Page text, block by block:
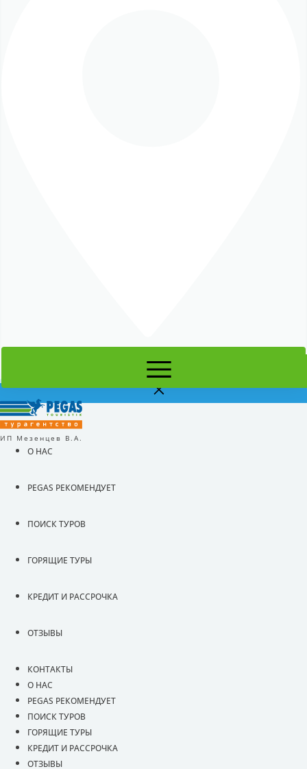
ИП Мезенцев В.А.
О НАС
PEGAS РЕКОМЕНДУЕТ
ПОИСК ТУРОВ
ГОРЯЩИЕ ТУРЫ
КРЕДИТ И РАССРОЧКА
ОТЗЫВЫ
КОНТАКТЫ
О НАС
PEGAS РЕКОМЕНДУЕТ
ПОИСК ТУРОВ
ГОРЯЩИЕ ТУРЫ
КРЕДИТ И РАССРОЧКА
ОТЗЫВЫ